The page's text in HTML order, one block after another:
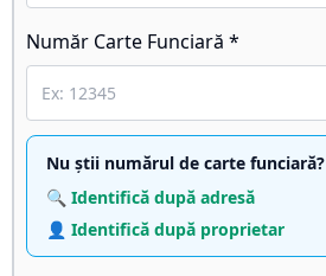
Număr Carte Funciară *
Nu știi numărul de carte funciară?
🔍 Identifică după adresă
👤 Identifică după proprietar